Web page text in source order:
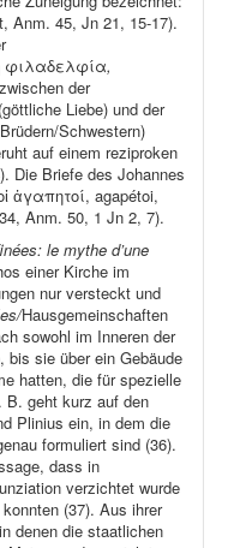
Anm. 45, Jn 21, 15-17).
φιλαδελφία,
der
Liebe) und der
Schwestern)
auf einem reziproken
Die Briefe des Johannes
ἀγαπητοί, agapétoi,
Anm. 50, 1 Jn 2, 7).
le mythe d’une
einer Kirche im
nur versteckt und
Hausgemeinschaften
sowohl im Inneren der
bis sie über ein Gebäude
hatten, die für spezielle
B. geht kurz auf den
Plinius ein, in dem die
formuliert sind (36).
dass in
verzichtet wurde
(37). Aus ihrer
denen die staatlichen